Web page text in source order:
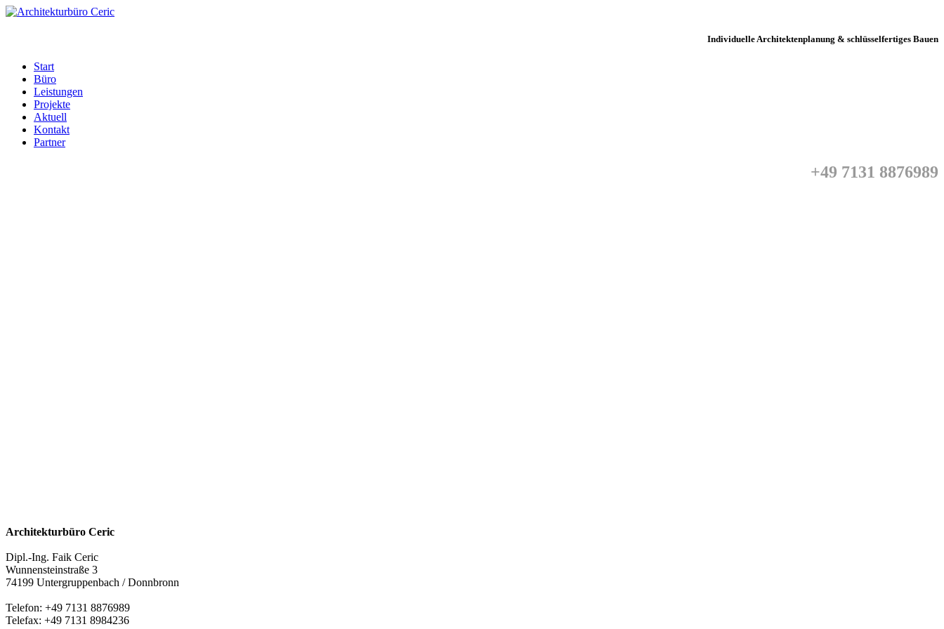
Individuelle Architektenplanung & schlüsselfertiges Bauen
Start
Büro
Leistungen
Projekte
Aktuell
Kontakt
Partner
+49 7131 8876989
Architekturbüro Ceric
Dipl.-Ing. Faik Ceric
Wunnensteinstraße 3
74199 Untergruppenbach / Donnbronn
Telefon: +49 7131 8876989
Telefax: +49 7131 8984236